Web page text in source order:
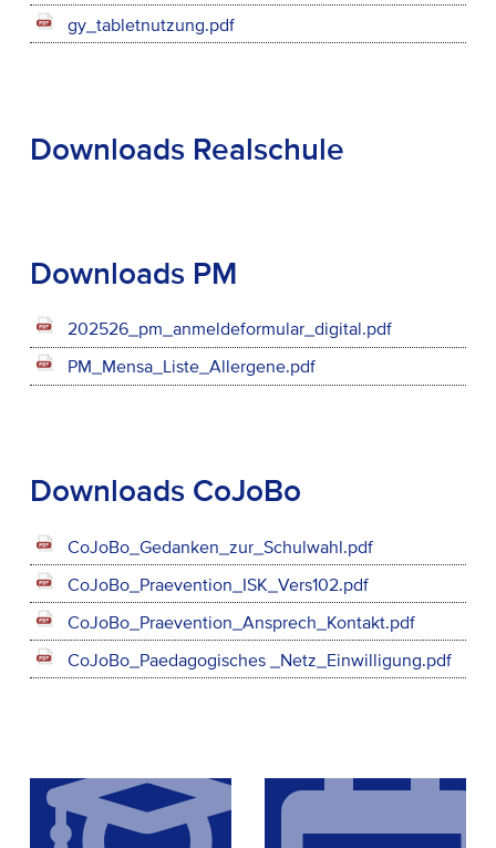
gy_tabletnutzung.pdf
Downloads Realschule
Downloads PM
202526_pm_anmeldeformular_digital.pdf
PM_Mensa_Liste_Allergene.pdf
Downloads CoJoBo
CoJoBo_Gedanken_zur_Schulwahl.pdf
CoJoBo_Praevention_ISK_Vers102.pdf
CoJoBo_Praevention_Ansprech_Kontakt.pdf
CoJoBo_Paedagogisches _Netz_Einwilligung.pdf